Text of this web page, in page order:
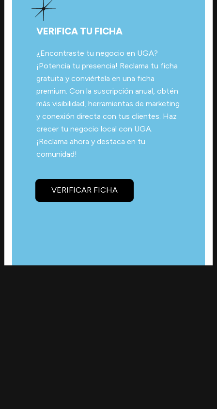
VERIFICA TU FICHA
¿Encontraste tu negocio en UGA?
¡Potencia tu presencia! Reclama tu ficha
gratuita y conviértela en una ficha
premium. Con la suscripción anual, obtén
más visibilidad, herramientas de marketing
y conexión directa con tus clientes. Haz
crecer tu negocio local con UGA.
¡Reclama ahora y destaca en tu
comunidad!
VERIFICAR FICHA